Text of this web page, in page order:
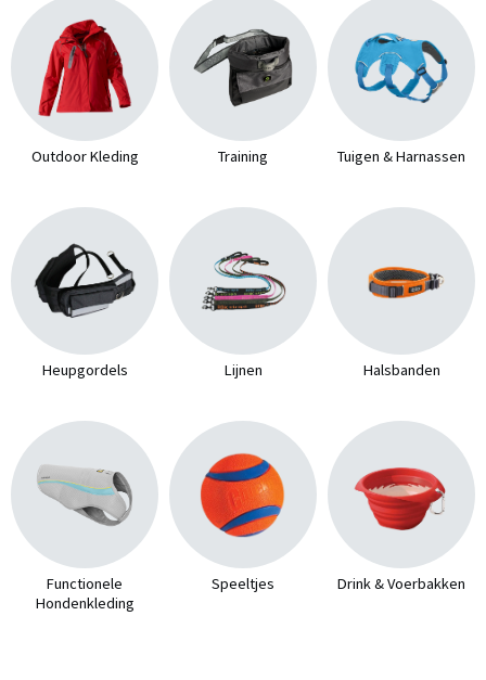
Outdoor Kleding Training Tuigen & Harnassen
Heupgordels Lijnen Halsbanden
Functionele
Hondenkleding
Speeltjes Drink & Voerbakken